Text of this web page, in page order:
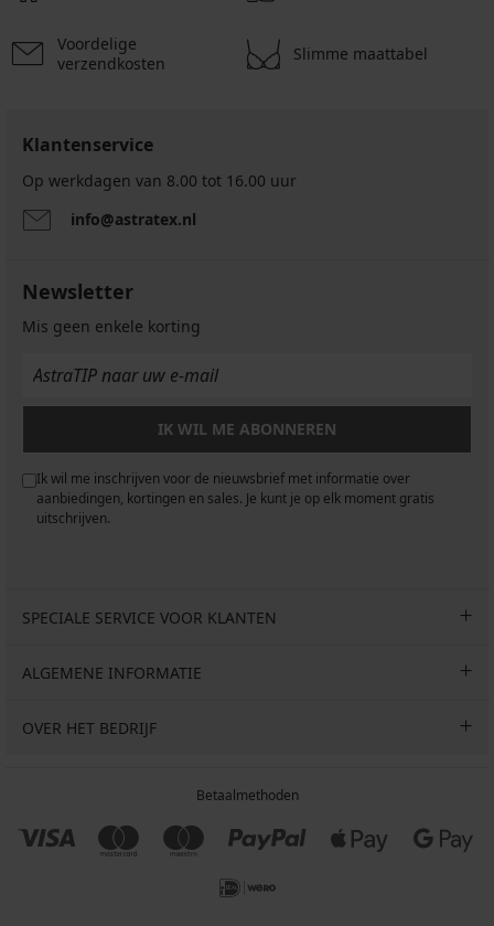
Voordelige
verzendkosten
Slimme maattabel
Klantenservice
Op werkdagen van 8.00 tot 16.00 uur
info@astratex.nl
Newsletter
Mis geen enkele korting
IK WIL ME ABONNEREN
Ik wil me inschrijven voor de nieuwsbrief met informatie over
aanbiedingen, kortingen en sales. Je kunt je op elk moment gratis
uitschrijven.
SPECIALE SERVICE VOOR KLANTEN
ALGEMENE INFORMATIE
OVER HET BEDRIJF
Betaalmethoden